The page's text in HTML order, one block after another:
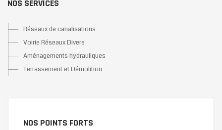
NOS SERVICES
Réseaux de canalisations
Voirie Réseaux Divers
Aménagements hydrauliques
Terrassement et Démolition
NOS POINTS FORTS